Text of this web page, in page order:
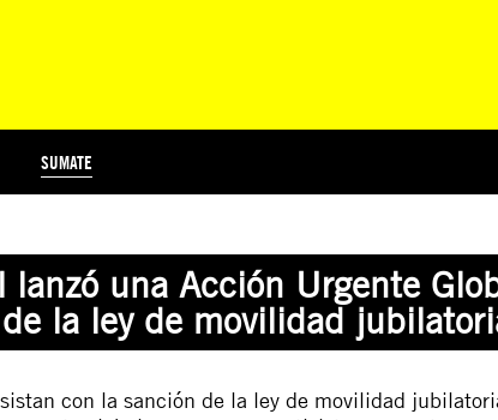
SUMATE
una Acción Urgente
la ley de movilidad
con la sanción de la ley de movilidad